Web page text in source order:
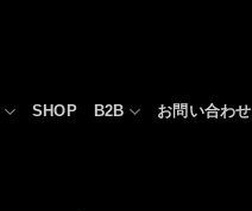
SHOP B2B お問い合わせ